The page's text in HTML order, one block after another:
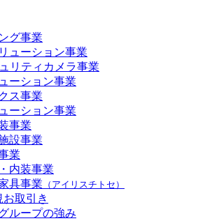
グ事業
ューション事業
リティカメラ事業
ーション事業
ス事業
ーション事業
事業
設事業
業
内装事業
具事業 （アイリスチトセ）
取引き
ループの強み